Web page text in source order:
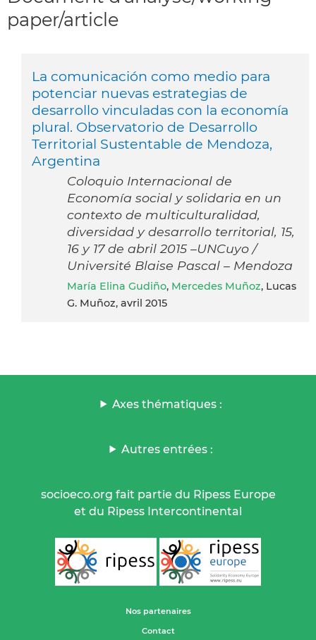
paper/article
La comunicación como medio para
potenciar nuevas estrategias de
desarrollo vinculadas con la economía
plural. Observatorio de Desarrollo
Territorial Sustentable de Mendoza,
Argentina
Coloquio Internacional de
Economía social y solidaria en un
contexto de multiculturalidad,
diversidad y desarrollo territorial, 15,
16 y 17 de abril 2015 –UNCuyo /
Université Blaise Pascal – Mendoza
María Elina Gudiño, Mercedes Muñoz, Lucas
G. Muñoz, avril 2015
Axes thématiques :
Autres entrées :
socioeco.org fait partie du Ripess Europe
et du Ripess Intercontinental
Nos partenaires
Contact